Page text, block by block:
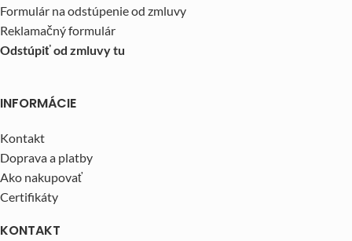
Formulár na odstúpenie od zmluvy
Reklamačný formulár
Odstúpiť od zmluvy tu
INFORMÁCIE
Kontakt
Doprava a platby
Ako nakupovať
Certifikáty
KONTAKT